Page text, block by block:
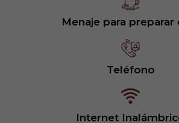
Menaje para preparar
Teléfono
Internet